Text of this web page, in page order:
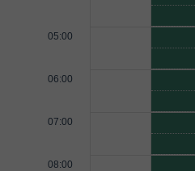
05:00
06:00
07:00
08:00